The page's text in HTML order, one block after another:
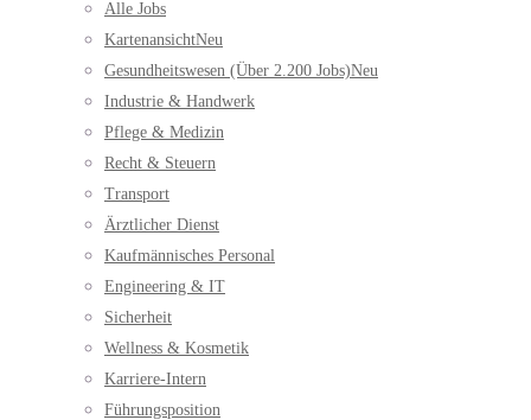
Alle Jobs
KartenansichtNeu
Gesundheitswesen (über 2.200 Jobs)Neu
Industrie & Handwerk
Pflege & Medizin
Recht & Steuern
Transport
Ärztlicher Dienst
Kaufmännisches Personal
Engineering & IT
Sicherheit
Wellness & Kosmetik
Karriere-Intern
Führungsposition